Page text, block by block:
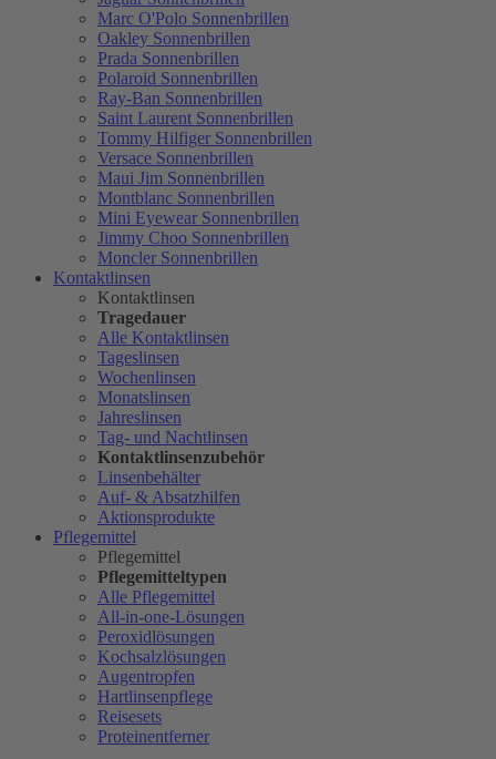
Marc O'Polo Sonnenbrillen
Oakley Sonnenbrillen
Prada Sonnenbrillen
Polaroid Sonnenbrillen
Ray-Ban Sonnenbrillen
Saint Laurent Sonnenbrillen
Tommy Hilfiger Sonnenbrillen
Versace Sonnenbrillen
Maui Jim Sonnenbrillen
Montblanc Sonnenbrillen
Mini Eyewear Sonnenbrillen
Jimmy Choo Sonnenbrillen
Moncler Sonnenbrillen
Kontaktlinsen
Kontaktlinsen
Tragedauer
Alle Kontaktlinsen
Tageslinsen
Wochenlinsen
Monatslinsen
Jahreslinsen
Tag- und Nachtlinsen
Kontaktlinsenzubehör
Linsenbehälter
Auf- & Absatzhilfen
Aktionsprodukte
Pflegemittel
Pflegemittel
Pflegemitteltypen
Alle Pflegemittel
All-in-one-Lösungen
Peroxidlösungen
Kochsalzlösungen
Augentropfen
Hartlinsenpflege
Reisesets
Proteinentferner